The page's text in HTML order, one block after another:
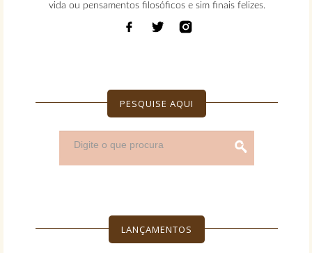
vida ou pensamentos filosóficos e sim finais felizes.
PESQUISE AQUI
LANÇAMENTOS